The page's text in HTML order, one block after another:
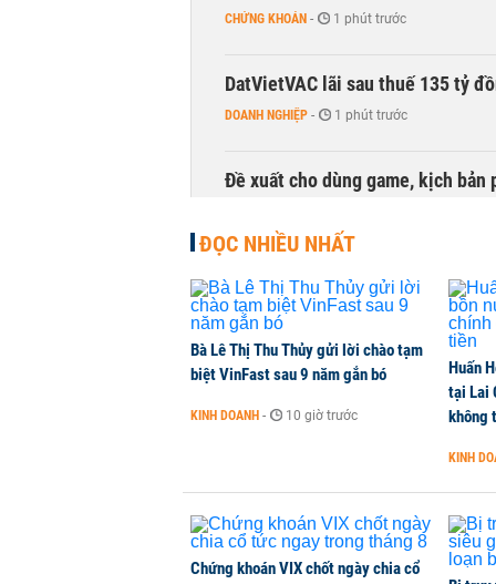
CHỨNG KHOÁN - 1 phút trước
DatVietVAC lãi sau thuế 135 tỷ
DOANH NGHIỆP - 1 phút trước
Đề xuất cho dùng game, kịch bản
ĐỌC NHIỀU NHẤT
Bà Lê Thị Thu Thủy gửi lời chào tạm
biệt VinFast sau 9 năm gắn bó
KINH DOANH - 10 giờ trước
Huấn
tại Lai
không
KINH
Chứng khoán VIX chốt ngày chia cổ